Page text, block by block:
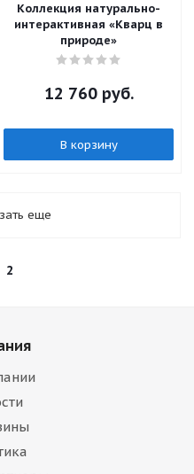
Коллекция натурально-
интерактивная «Кварц в
природе»
12 760руб.
В корзину
еще
2